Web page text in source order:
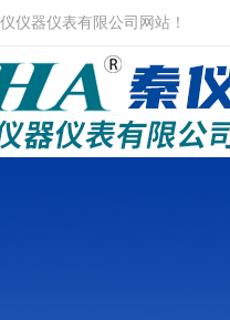
仪器仪表有限公司网站！